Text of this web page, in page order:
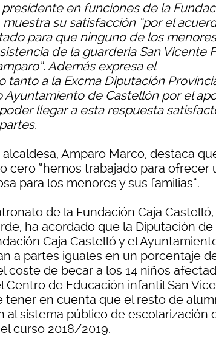
en funciones de la
muestra su satisfacción “por el
para que ninguno de los
de la guardería San Vicente
Además expresa el
tanto a la Excma Diputación
Ayuntamiento de Castellón por el
llegar a esta respuesta
alcaldesa, Amparo Marco, destaca
cero “hemos trabajado para ofrecer
para los menores y sus familias”.
de la Fundación Caja Castelló,
ha acordado que la Diputación de
Caja Castelló y el
a partes iguales en un porcentaje
coste de becar a los 14 niños
Centro de Educación infantil San
tener en cuenta que el resto de
al sistema público de escolarización
curso 2018/2019.